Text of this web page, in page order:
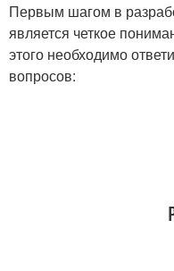
Первым шагом в
является четкое
этого необходимо
вопросов: